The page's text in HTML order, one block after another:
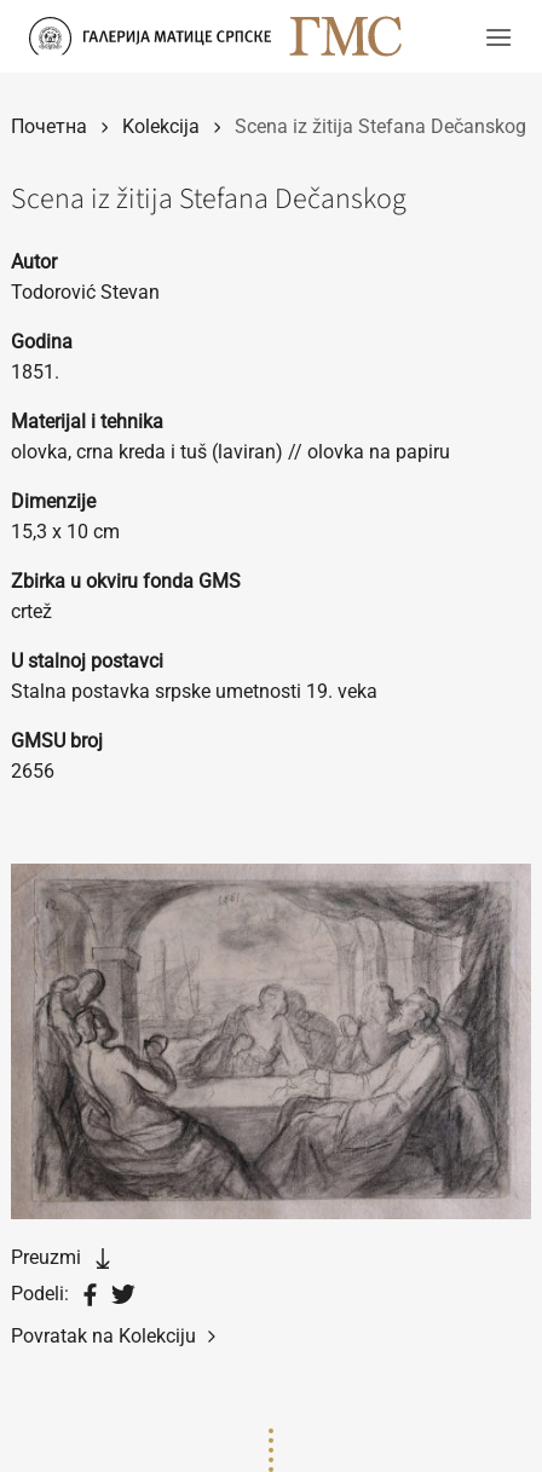
Прескочи
Почетна Kolekcija Scena iz žitija Stefana Dečanskog
Scena iz žitija Stefana Dečanskog
Autor
Todorović Stevan
Godina
1851.
Materijal i tehnika
olovka, crna kreda i tuš (laviran) // olovka na papiru
Dimenzije
15,3 х 10 cm
Zbirka u okviru fonda GMS
crtež
U stalnoj postavci
Stalna postavka srpske umetnosti 19. veka
GMSU broj
2656
Preuzmi
Podeli:
Povratak na Kolekciju